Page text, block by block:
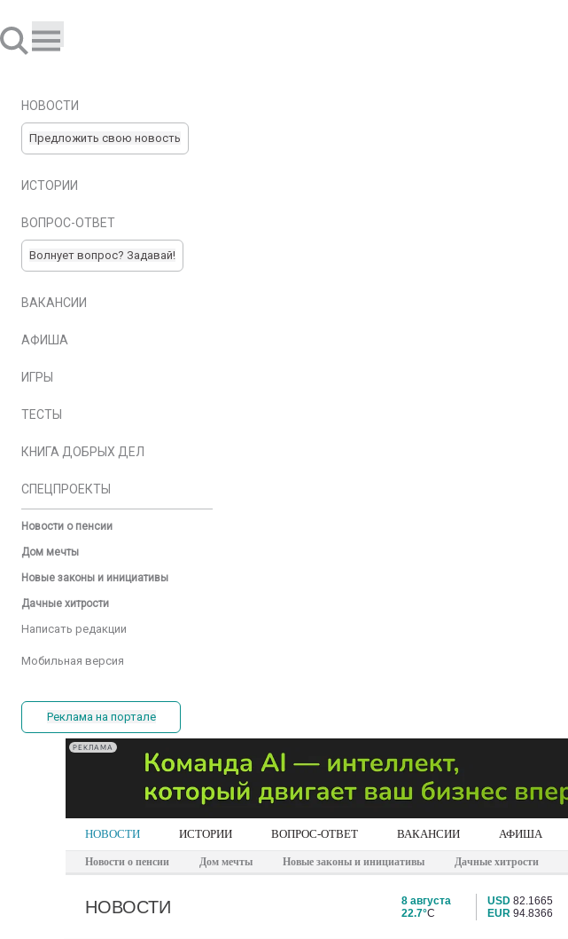
НОВОСТИ
Предложить свою новость
ИСТОРИИ
ВОПРОС-ОТВЕТ
Волнует вопрос? Задавай!
ВАКАНСИИ
АФИША
ИГРЫ
ТЕСТЫ
КНИГА ДОБРЫХ ДЕЛ
СПЕЦПРОЕКТЫ
Новости о пенсии
Дом мечты
Новые законы и инициативы
Дачные хитрости
Написать редакции
Мобильная версия
Реклама на портале
РЕКЛАМА
НОВОСТИ ИСТОРИИ ВОПРОС-ОТВЕТ ВАКАНСИИ АФИША
Новости о пенсии Дом мечты Новые законы и инициативы Дачные хитрости
НОВОСТИ
8 августа
22.7°C
USD 82.1665
EUR 94.8366